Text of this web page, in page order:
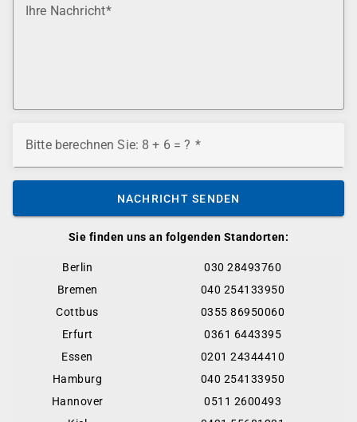
Sie finden uns an folgenden Standorten:
Berlin
030 28493760
Bremen
040 254133950
Cottbus
0355 86950060
Erfurt
0361 6443395
Essen
0201 24344410
Hamburg
040 254133950
Hannover
0511 2600493
Ihre Nachricht
Bitte berechnen Sie: 8 + 6 = ?
NACHRICHT SENDEN